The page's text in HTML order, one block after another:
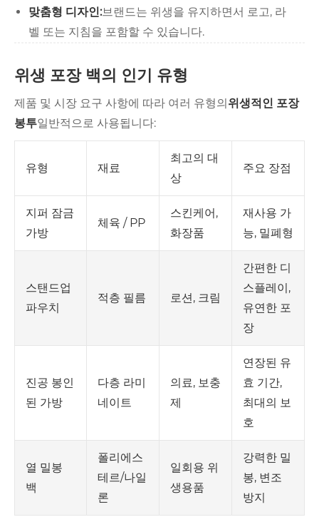
맞춤형 디자인:브랜드는 위생을 유지하면서 로고, 라
벨 또는 지침을 포함할 수 있습니다.
위생 포장 백의 인기 유형
제품 및 시장 요구 사항에 따라 여러 유형의 위생적인 포장
봉투일반적으로 사용됩니다:
유형 재료
최고의 대
상
주요 장점
지퍼 잠금
가방
체육 / PP
스킨케어,
화장품
재사용 가
능, 밀폐형
스탠드업
파우치
적층 필름 로션, 크림
간편한 디
스플레이,
유연한 포
장
진공 봉인
된 가방
다층 라미
네이트
의료, 보충
제
연장된 유
효 기간,
최대의 보
호
열 밀봉
백
폴리에스
테르/나일
론
일회용 위
생용품
강력한 밀
봉, 변조
방지